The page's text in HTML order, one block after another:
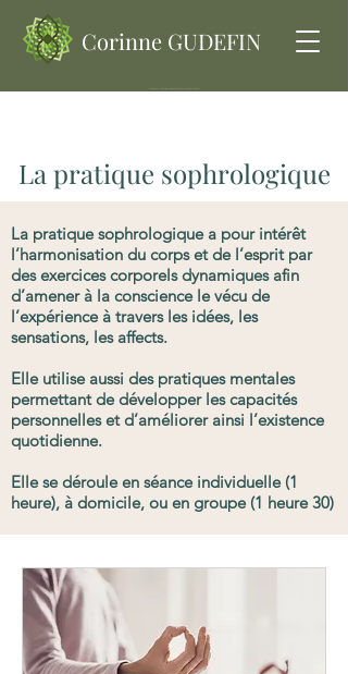
Corinne GUDEFIN
La pratique sophrologique
La pratique sophrologique a pour intérêt
l’harmonisation du corps et de l’esprit par
des exercices corporels dynamiques afin
d’amener à la conscience le vécu de
l’expérience à travers les idées, les
sensations, les affects.
Elle utilise aussi des pratiques mentales
permettant de développer les capacités
personnelles et d’améliorer ainsi l’existence
quotidienne.
Elle se déroule en séance individuelle (1
heure), à domicile, ou en groupe (1 heure 30)